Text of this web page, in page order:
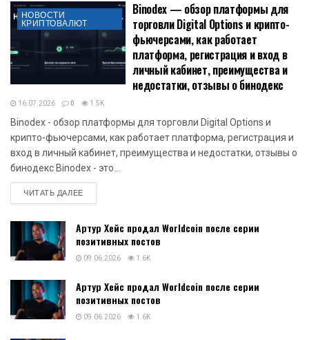
НОВОСТИ
КРИПТОВАЛЮТ
Binodex — обзор платформы для
торговли Digital Options и крипто-
фьючерсами, как работает
платформа, регистрация и вход в
личный кабинет, преимущества и
недостатки, отзывы о бинодекс
16.07.2026 0 1.5K
Binodex - обзор платформы для торговли Digital Options и
крипто-фьючерсами, как работает платформа, регистрация и
вход в личный кабинет, преимущества и недостатки, отзывы о
бинодекс Binodex - это...
ЧИТАТЬ ДАЛЕЕDETAILS
Артур Хейс продал Worldcoin после серии
позитивных постов
09.06.2026 1.6K
Артур Хейс продал Worldcoin после серии
позитивных постов
09.06.2026 1.6K